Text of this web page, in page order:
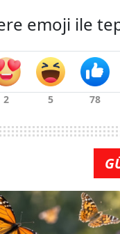
emoji ile